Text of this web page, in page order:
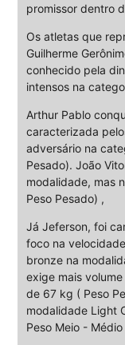
promissor dentro
Os atletas que
Guilherme
conhecido pela
intensos na
Arthur Pablo
caracterizada
adversário na
Pesado). João
modalidade, mas
Peso Pesado) ,
Já Jeferson, foi
foco na
bronze na
exige mais
de 67 kg ( Peso
modalidade Light
Peso Meio - Médio